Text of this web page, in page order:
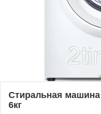
Стиральная
6кг